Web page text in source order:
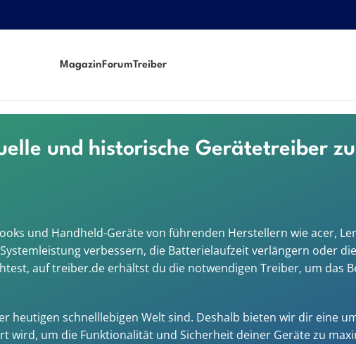
Magazin ForumTreiber
und historische Gerätetreiber
und Handheld-Geräte von führenden Herstellern wie acer,
verbessern, die Batterielaufzeit verlängern oder
auf treiber.de erhältst du die notwendigen Treiber, um das
heutigen schnelllebigen Welt sind. Deshalb bieten wir dir eine
um die Funktionalität und Sicherheit deiner Geräte zu